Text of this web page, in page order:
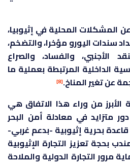
المشكلات المحلية في إثيوبيا،
سندات اليورو مؤخرا، والتضخم،
الأجنبي، والفساد، والصراع
الداخلية المرتبطة بعملية ما
عن تغير المناخ.[8]
الأبرز من وراء هذا الاتفاق هي
متزايد في معادلة أمن البحر
قاعدة بحرية إثيوبية -بدعم غربي-
بحجة تعزيز التجارة الإثيوبية
مرور التجارة الدولية والملاحة